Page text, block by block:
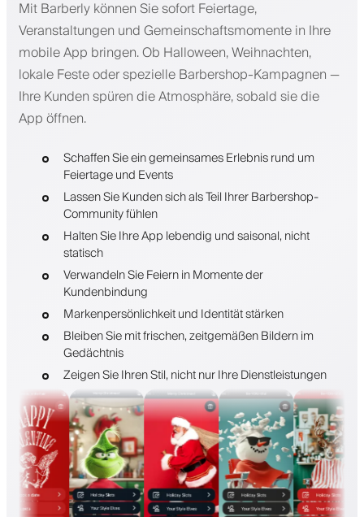
Mit Barberly können Sie sofort Feiertage,
Veranstaltungen und Gemeinschaftsmomente in Ihre
mobile App bringen. Ob Halloween, Weihnachten,
lokale Feste oder spezielle Barbershop-Kampagnen —
Ihre Kunden spüren die Atmosphäre, sobald sie die
App öffnen.
Schaffen Sie ein gemeinsames Erlebnis rund um
Feiertage und Events
Lassen Sie Kunden sich als Teil Ihrer Barbershop-
Community fühlen
Halten Sie Ihre App lebendig und saisonal, nicht
statisch
Verwandeln Sie Feiern in Momente der
Kundenbindung
Markenpersönlichkeit und Identität stärken
Bleiben Sie mit frischen, zeitgemäßen Bildern im
Gedächtnis
Zeigen Sie Ihren Stil, nicht nur Ihre Dienstleistungen